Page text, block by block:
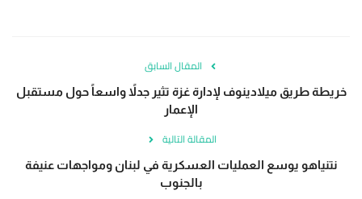
المقال السابق
خريطة طريق ميلادينوف لإدارة غزة تثير جدلاً واسعاً حول مستقبل
الإعمار
المقالة التالية
نتنياهو يوسع العمليات العسكرية في لبنان ومواجهات عنيفة
بالجنوب